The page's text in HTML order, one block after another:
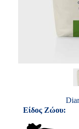
Είδος Ζώου: